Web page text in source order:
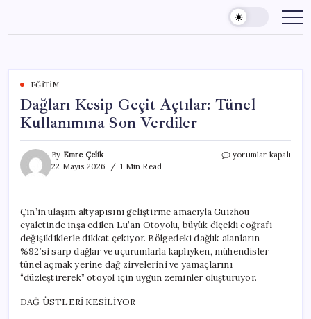
content
EĞITIM
Dağları Kesip Geçit Açtılar: Tünel
Kullanımına Son Verdiler
By Emre Çelik
22 Mayıs 2026
1 Min Read
Dağları
Kullanımına
Son
Verdiler
için
yorumlar kapalı
Çin’in ulaşım altyapısını geliştirme amacıyla Guizhou
eyaletinde inşa edilen Lu’an Otoyolu, büyük ölçekli coğrafi
değişikliklerle dikkat çekiyor. Bölgedeki dağlık alanların
%92’si sarp dağlar ve uçurumlarla kaplıyken, mühendisler
tünel açmak yerine dağ zirvelerini ve yamaçlarını
“düzleştirerek” otoyol için uygun zeminler oluşturuyor.
DAĞ ÜSTLERİ KESİLİYOR